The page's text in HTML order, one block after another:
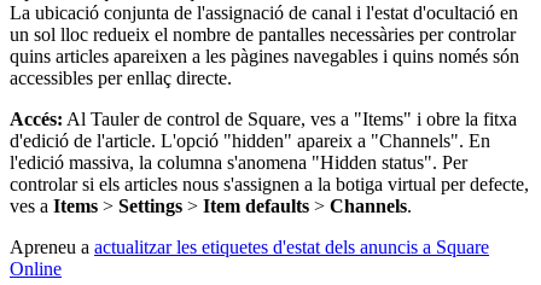
La ubicació conjunta de l'assignació de canal i l'estat d'ocultació en
un sol lloc redueix el nombre de pantalles necessàries per controlar
quins articles apareixen a les pàgines navegables i quins només són
accessibles per enllaç directe.
Accés: Al Tauler de control de Square, ves a "Items" i obre la fitxa
d'edició de l'article. L'opció "hidden" apareix a "Channels". En
l'edició massiva, la columna s'anomena "Hidden status". Per
controlar si els articles nous s'assignen a la botiga virtual per defecte,
ves a Items > Settings > Item defaults > Channels.
Apreneu a actualitzar les etiquetes d'estat dels anuncis a Square
Online